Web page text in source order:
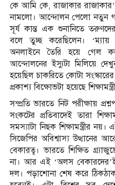
কে আমি কে, রাজাকার রাজাকার’
নামলো। আন্দোলন পেলো নতুন
সূর্য কান্ত এক শুনানিতে
বলে তুচ্ছ করেছিলেন।
অনলাইনে তৈরি হয়ে গেল
আন্দোলনের ইস্যুটা মিলিয়ে
হয়েছিল চাকরিতে কোটা
প্রকাশ্য বিক্ষোভটা হয়েছে
সম্প্রতি ভারতে নিট পরীক্ষায়
সংকটের প্রতিবাদেই তারা
সমস্যাটা নিছক শিক্ষামন্ত্রীর
সিজেপির অবিশ্বাস্য উত্থানের
বেকারত্ব। ভারতে শিক্ষিত
না। আর এই ‘অলস
দল। পড়াশোনা শেষ করে